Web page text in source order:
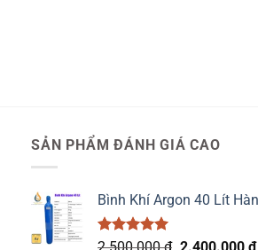
SẢN PHẨM ĐÁNH GIÁ CAO
Bình Khí Argon 40 Lít
Được xếp
2.500.000₫ Giá
2.400.000 ₫